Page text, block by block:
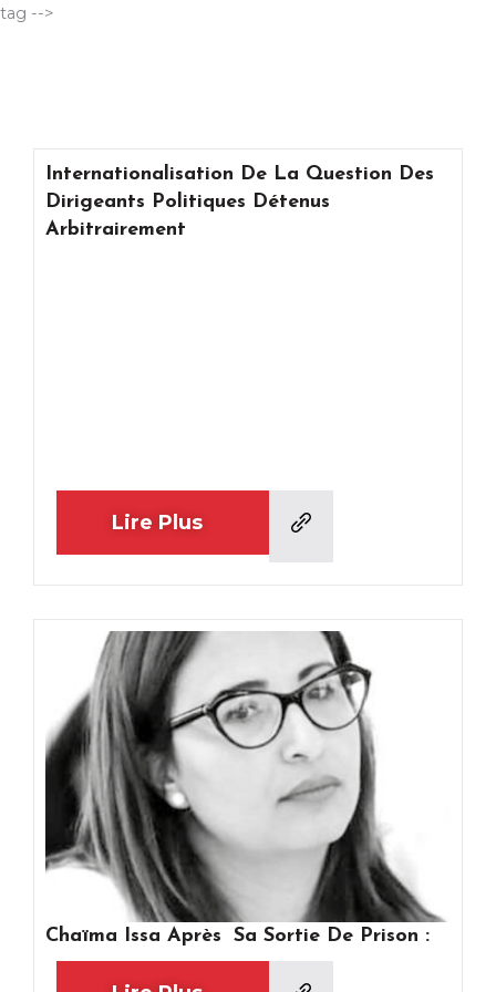
tag -->
Internationalisation De La Question Des
Dirigeants Politiques Détenus
Arbitrairement
Lire Plus
Chaïma Issa Après Sa Sortie De Prison :